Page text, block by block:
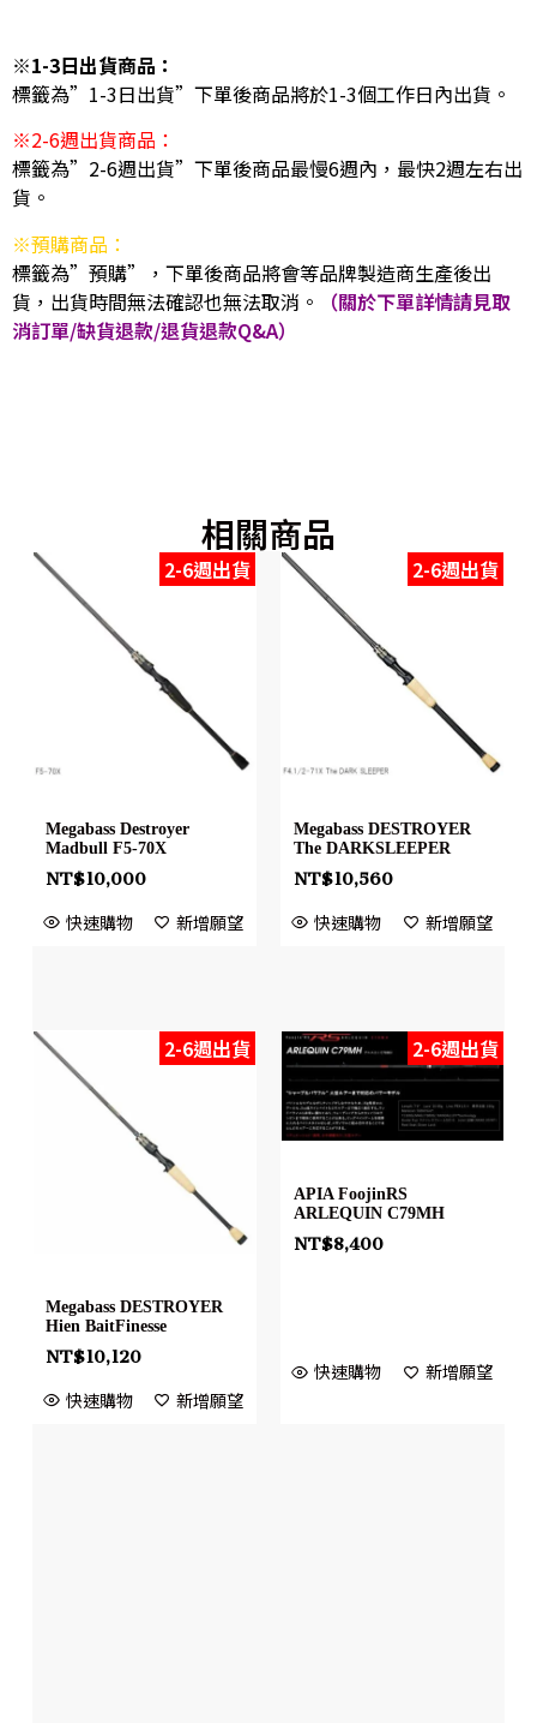
※1-3日出貨商品：
標籤為”1-3日出貨”下單後商品將於1-3個工作日內出貨。
※2-6週出貨商品：
標籤為”2-6週出貨”下單後商品最慢6週內，最快2週左右出
貨。
※預購商品：
標籤為”預購”，下單後商品將會等品牌製造商生產後出
貨，出貨時間無法確認也無法取消。
（關於下單詳情請見取
消訂單/缺貨退款/退貨退款Q&A）
相關商品
2-6週出貨
Megabass Destroyer
Madbull F5-70X
NT$10,000
快速購物 新增願望
2-6週出貨
Megabass DESTROYER
The DARKSLEEPER
NT$10,560
快速購物 新增願望
2-6週出貨
Megabass DESTROYER
Hien BaitFinesse
NT$10,120
快速購物 新增願望
2-6週出貨
APIA FoojinRS
ARLEQUIN C79MH
NT$8,400
快速購物 新增願望